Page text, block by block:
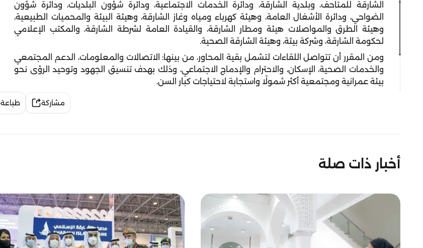
الشارقة للمتاحف، وبلدية الشارقة، ودائرة الخدمات الاجتماعية، ودائرة شؤون البلديات، ودائرة شؤون
الضواحي، ودائرة الأشغال العامة، وهيئة كهرباء ومياه وغاز الشارقة، وهيئة البيئة والمحميات الطبيعية،
وهيئة الطرق والمواصلات هيئة ومطار الشارقة، والقيادة العامة لشرطة الشارقة، والمكتب الإعلامي
لحكومة الشارقة، وشركة بيئة، وهيئة الشارقة الصحية.
ومن المقرر أن تتواصل اللقاءات لتشمل بقية المحاور، من بينها: الاتصالات والمعلومات، الدعم المجتمعي
والخدمات الصحية، الإسكان، والاحترام والإدماج الاجتماعي، وذلك بهدف تنسيق الجهود وتوحيد الرؤى نحو
بيئة عمرانية ومجتمعية أكثر شمولًا واستجابة لاحتياجات كبار السن.
مشاركة طباعة
أخبار ذات صلة